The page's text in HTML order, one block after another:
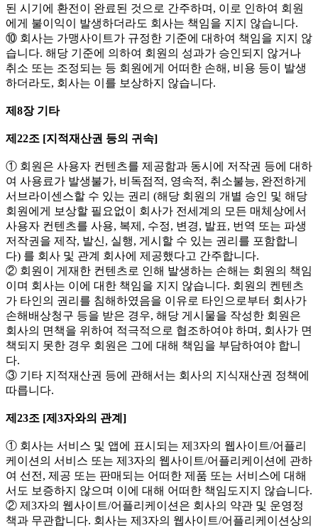
된 시기에 환전이 완료된 것으로 간주하며, 이로 인하여 회원
에게 불이익이 발생하더라도 회사는 책임을 지지 않습니다.
⑩ 회사는 가맹사이트가 규정한 기준에 대하여 책임을 지지 않
습니다. 해당 기준에 의하여 회원의 성과가 승인되지 않거나
취소 또는 조정되는 등 회원에게 어떠한 손해, 비용 등이 발생
하더라도, 회사는 이를 보상하지 않습니다.
제8장 기타
제22조 [지적재산권 등의 귀속]
① 회원은 사용자 컨텐츠를 제공함과 동시에 저작권 등에 대하
여 사용료가 발생불가, 비독점적, 영속적, 취소불능, 완전하게
서브라이센스할 수 있는 권리 (해당 회원의 개별 승인 및 해당
회원에게 보상할 필요없이 회사가 전세계의 모든 매체상에서
사용자 컨텐츠를 사용, 복제, 수정, 변경, 발표, 번역 또는 파생
저작권을 제작, 발신, 실행, 게시할 수 있는 권리를 포함합니
다) 를 회사 및 관계 회사에 제공했다고 간주합니다.
② 회원이 게재한 컨텐츠로 인해 발생하는 손해는 회원의 책임
이며 회사는 이에 대한 책임을 지지 않습니다. 회원의 켄텐츠
가 타인의 권리를 침해하였음을 이유로 타인으로부터 회사가
손해배상청구 등을 받은 경우, 해당 게시물을 작성한 회원은
회사의 면책을 위하여 적극적으로 협조하여야 하며, 회사가 면
책되지 못한 경우 회원은 그에 대해 책임을 부담하여야 합니
다.
③ 기타 지적재산권 등에 관해서는 회사의 지식재산권 정책에
따릅니다.
제23조 [제3자와의 관계]
① 회사는 서비스 및 앱에 표시되는 제3자의 웹사이트/어플리
케이션의 서비스 또는 제3자의 웹사이트/어플리케이션에 관하
여 선전, 제공 또는 판매되는 어떠한 제품 또는 서비스에 대해
서도 보증하지 않으며 이에 대해 어떠한 책임도지지 않습니다.
② 제3자의 웹사이트/어플리케이션은 회사의 약관 및 운영정
책과 무관합니다. 회사는 제3자의 웹사이트/어플리케이션상의